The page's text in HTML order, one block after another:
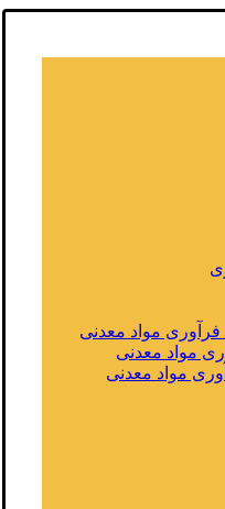
مواد معدنی
مواد معدنی
مواد معدنی